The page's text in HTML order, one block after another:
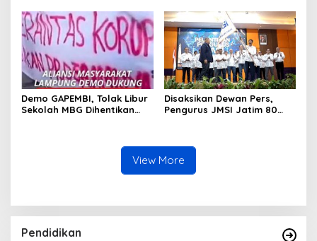
Ancaman Blackout Jawa-
Bali akibat Krisis Pasokan
Batu Bara & Kerusakan
Pembangkit ( PLTU ) ,
Pemerintah dan PLN
Disorot
Demo GAPEMBI, Tolak Libur
Sekolah MBG Dihentikan
Disaksikan Dewan Pers,
Pengurus JMSI Jatim 80
View More
Pendidikan